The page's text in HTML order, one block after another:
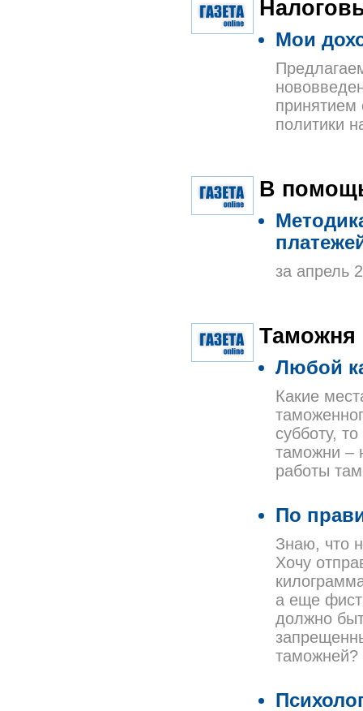
Мои
принятием
политики
В
за апрель
Таможня
Любой
Какие
субботу,
таможни –
работы
По
Знаю, что
Хочу
а еще
должно
таможней?